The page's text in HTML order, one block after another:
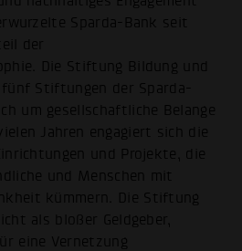
Sparda-Bank seit
der
Die Stiftung Bildung und
Stiftungen der Sparda-
um gesellschaftliche Belange
Jahren engagiert sich die
und Projekte, die
und Menschen mit
kümmern. Die Stiftung
als bloßer Geldgeber,
eine Vernetzung